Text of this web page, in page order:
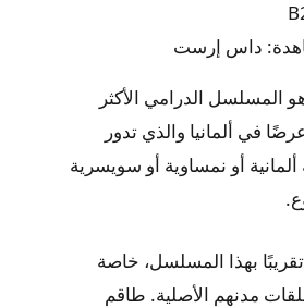
داس إرست
المسلسل الدرامي الأكثر
في ألمانيا والذي تدور
أو نمساوية أو سويسرية
بهذا المسلسل، خاصة
مدنهم الأصلية. طاقم